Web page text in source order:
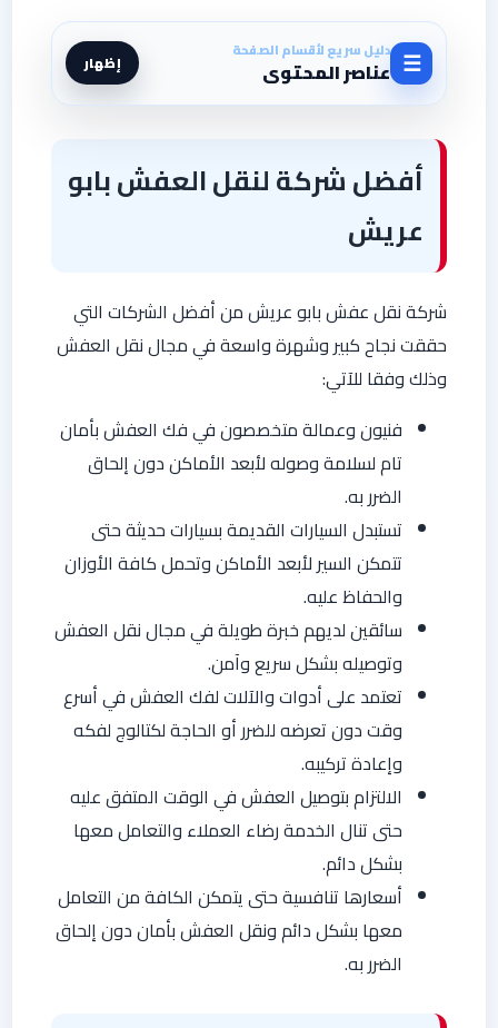
☰ دليل سريع لأقسام الصفحة
عناصر المحتوى إظهار
أفضل شركة لنقل العفش بابو
عريش
شركة نقل عفش بابو عريش من أفضل الشركات التي
حققت نجاح كبير وشهرة واسعة في مجال نقل العفش
وذلك وفقا للآتي:
فنيون وعمالة متخصصون في فك العفش بأمان
تام لسلامة وصوله لأبعد الأماكن دون إلحاق
الضرر به.
تستبدل السيارات القديمة بسيارات حديثة حتى
تتمكن السير لأبعد الأماكن وتحمل كافة الأوزان
والحفاظ عليه.
سائقين لديهم خبرة طويلة في مجال نقل العفش
وتوصيله بشكل سريع وآمن.
تعتمد على أدوات والآلات لفك العفش في أسرع
وقت دون تعرضه للضرر أو الحاجة لكتالوج لفكه
وإعادة تركيبه.
الالتزام بتوصيل العفش في الوقت المتفق عليه
حتى تنال الخدمة رضاء العملاء والتعامل معها
بشكل دائم.
أسعارها تنافسية حتى يتمكن الكافة من التعامل
معها بشكل دائم ونقل العفش بأمان دون إلحاق
الضرر به.